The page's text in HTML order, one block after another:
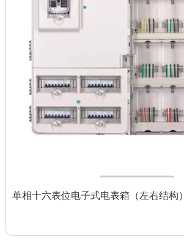
单相十六表位电子式电表箱（左右结构）